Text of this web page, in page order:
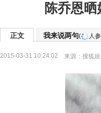
陈乔恩
正文 我来说两句( 人
2015-03-31 10:24:02 来源： 搜狐